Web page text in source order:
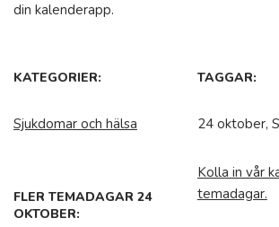
din kalenderapp.
KATEGORIER:
Sjukdomar och hälsa
TAGGAR:
24 oktober,
FLER TEMADAGAR 24
OKTOBER:
Kolla in vår
temadagar.